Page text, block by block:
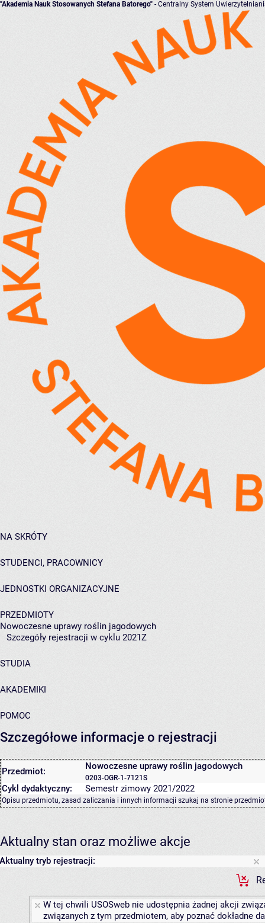
"Akademia Nauk Stosowanych Stefana Batorego" - Centralny System
NA SKRÓTY
STUDENCI, PRACOWNICY
JEDNOSTKI ORGANIZACYJNE
PRZEDMIOTY
Nowoczesne uprawy roślin jagodowych
Szczegóły rejestracji w cyklu 2021Z
STUDIA
AKADEMIKI
POMOC
Szczegółowe informacje o rejestracji
Przedmiot: Nowoczesne uprawy roślin jagodowych
0203-OGR-1-7121S
Cykl dydaktyczny: Semestr zimowy 2021/2022
Opisu przedmiotu, zasad zaliczania i innych informacji szukaj na stronie
Aktualny stan oraz możliwe akcje
Aktualny tryb rejestracji:
W tej chwili USOSweb nie udostępnia żadnej akcji
związanych z tym przedmiotem, aby poznać dokładne